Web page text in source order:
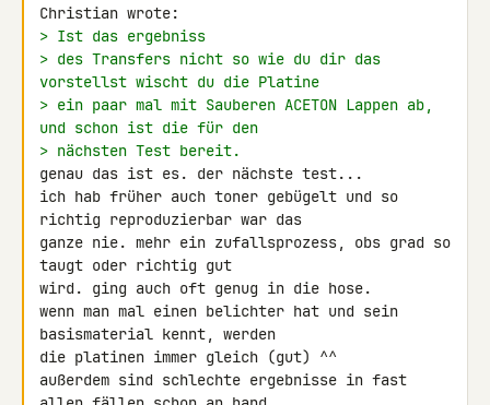
> Ist das ergebniss
> des Transfers nicht so wie du dir das
vorstellst wischt du die Platine
> ein paar mal mit Sauberen ACETON Lappen ab,
und schon ist die für den
> nächsten Test bereit.
genau das ist es. der nächste test...
ich hab früher auch toner gebügelt und so
richtig reproduzierbar war das
ganze nie. mehr ein zufallsprozess, obs grad so
taugt oder richtig gut
wird. ging auch oft genug in die hose.
wenn man mal einen belichter hat und sein
basismaterial kennt, werden
die platinen immer gleich (gut) ^^
außerdem sind schlechte ergebnisse in fast